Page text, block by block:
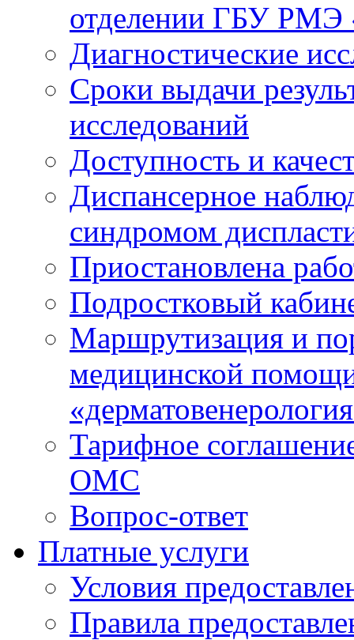
отделении ГБУ
Диагностические
Сроки выдачи
исследований
Доступность и
Диспансерное
синдромом
Приостановлена
Подростковый
Маршрутизация и
медицинской
Тарифное
ОМС
Вопрос-ответ
Платные услуги
Условия
Правила